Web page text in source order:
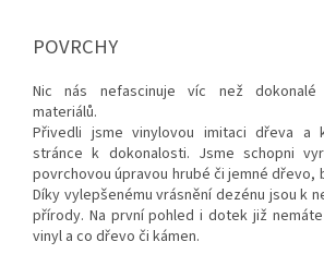
POVRCHY
Nic nás nefascinuje víc než dokonalé
materiálů.
Přivedli jsme vinylovou imitaci dřeva a
stránce k dokonalosti. Jsme schopni
povrchovou úpravou hrubé či jemné dřevo,
Díky vylepšenému vrásnění dezénu jsou k
přírody. Na první pohled i dotek již
vinyl a co dřevo či kámen.